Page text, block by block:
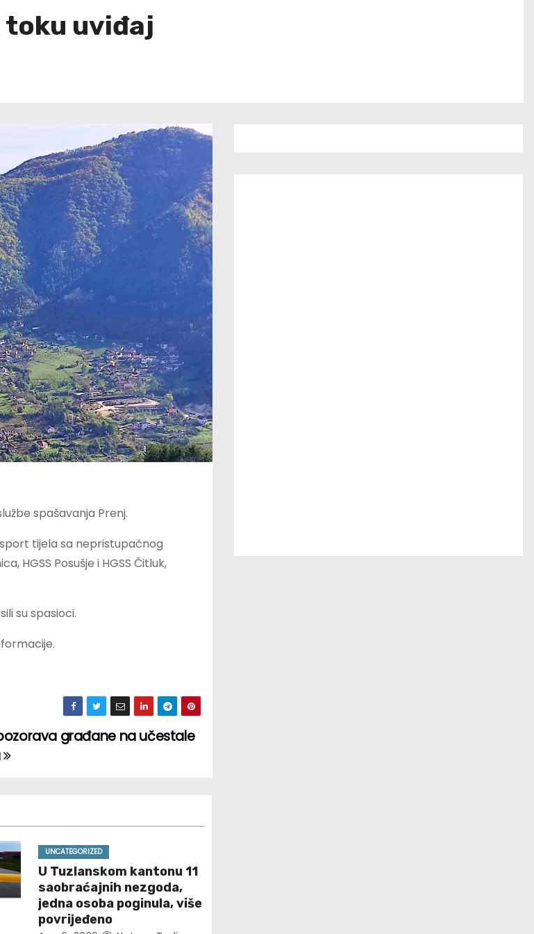
toku uviđaj
spašavanja Prenj.
tijela sa nepristupačnog
HGSS Posušje i HGSS Čitluk,
su spasioci.
građane na učestale
UNCATEGORIZED
U Tuzlanskom kantonu 11
saobraćajnih nezgoda,
jedna osoba poginula, više
povrijeđeno